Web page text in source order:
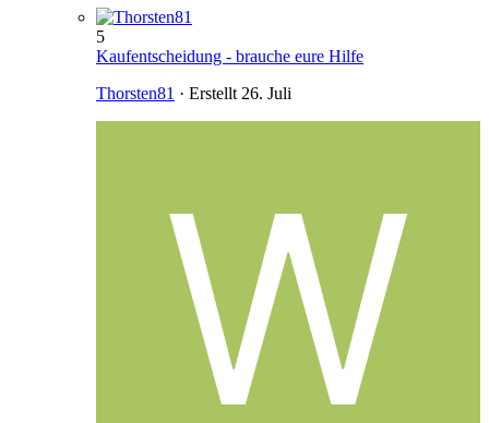
5
Kaufentscheidung - brauche eure Hilfe
Thorsten81 · Erstellt26. Juli